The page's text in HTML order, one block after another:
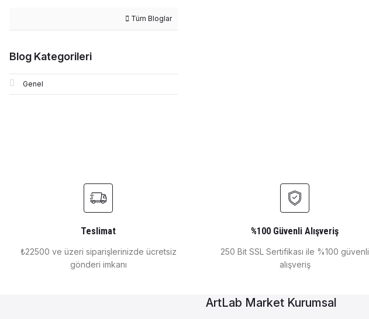
Tüm Bloglar
Blog Kategorileri
Genel
Teslimat
₺22500 ve üzeri siparişlerinizde ücretsiz
gönderi imkanı
%100 Güvenli Alışveriş
250 Bit SSL Sertifikası ile %100 güvenli
alışveriş
ArtLab Market Kurumsal